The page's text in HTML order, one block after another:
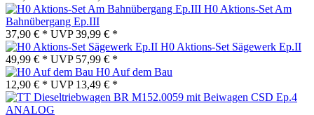
H0 Aktions-Set Am
Bahnübergang Ep.III
37,90 € * UVP39,99 € *
H0 Aktions-Set Sägewerk Ep.II
49,99 € * UVP 57,99 € *
H0 Auf dem Bau
12,90 € * UVP 13,49 € *